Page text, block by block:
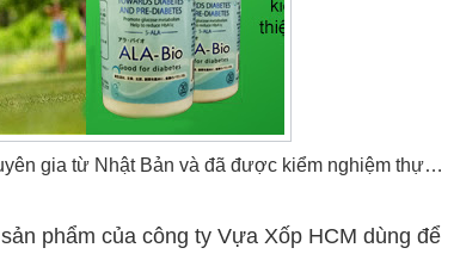
gia từ Nhật Bản và đã được kiểm nghiệm thự…
sản phẩm của công ty Vựa Xốp HCM dùng để